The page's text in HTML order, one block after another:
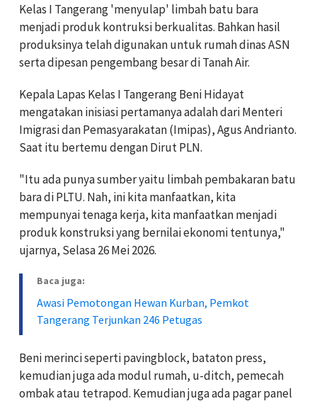
Kelas I Tangerang 'menyulap' limbah batu bara
menjadi produk kontruksi berkualitas. Bahkan hasil
produksinya telah digunakan untuk rumah dinas ASN
serta dipesan pengembang besar di Tanah Air.
Kepala Lapas Kelas I Tangerang Beni Hidayat
mengatakan inisiasi pertamanya adalah dari Menteri
Imigrasi dan Pemasyarakatan (Imipas), Agus Andrianto.
Saat itu bertemu dengan Dirut PLN.
"Itu ada punya sumber yaitu limbah pembakaran batu
bara di PLTU. Nah, ini kita manfaatkan, kita
mempunyai tenaga kerja, kita manfaatkan menjadi
produk konstruksi yang bernilai ekonomi tentunya,"
ujarnya, Selasa 26 Mei 2026.
Baca juga:
Awasi Pemotongan Hewan Kurban, Pemkot
Tangerang Terjunkan 246 Petugas
Beni merinci seperti pavingblock, bataton press,
kemudian juga ada modul rumah, u-ditch, pemecah
ombak atau tetrapod. Kemudian juga ada pagar panel